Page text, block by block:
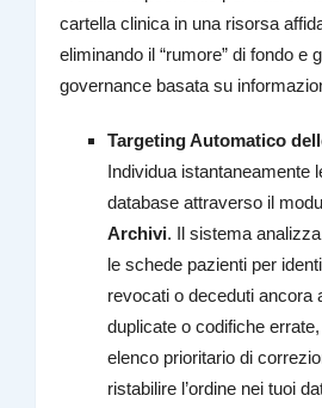
cartella clinica in una risorsa
eliminando il “rumore” di fondo e
governance basata su
Targeting Automatico
Individua istantaneamente
database attraverso il
Archivi. Il sistema
le schede pazienti per
revocati o deceduti ancora
duplicate o codifiche
elenco prioritario di
ristabilire l’ordine nei tuoi